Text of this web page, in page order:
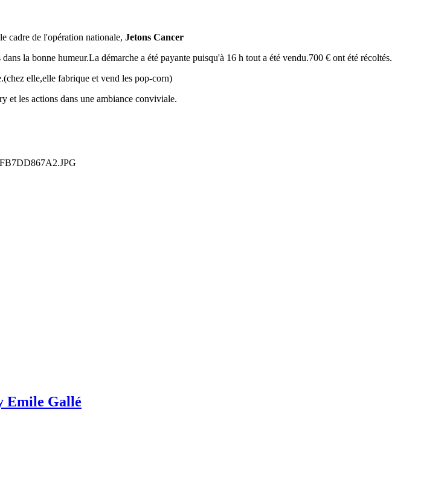
cadre de l'opération nationale, Jetons Cancer
la bonne humeur.La démarche a été payante puisqu'à 16 h tout a été vendu.700 € ont été récoltés.
elle,elle fabrique et vend les pop-corn)
et les actions dans une ambiance conviviale.
Emile Gallé